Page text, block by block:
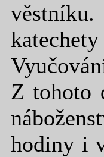
Z tohoto
hodiny i